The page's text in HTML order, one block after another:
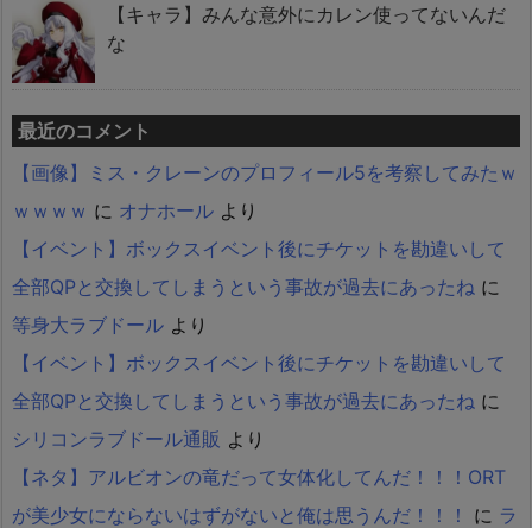
【キャラ】みんな意外にカレン使ってないんだ
な
最近のコメント
【画像】ミス・クレーンのプロフィール5を考察してみたｗ
ｗｗｗｗ に オナホール より
【イベント】ボックスイベント後にチケットを勘違いして
全部QPと交換してしまうという事故が過去にあったね に
等身大ラブドール より
【イベント】ボックスイベント後にチケットを勘違いして
全部QPと交換してしまうという事故が過去にあったね に
シリコンラブドール通販 より
【ネタ】アルビオンの竜だって女体化してんだ！！！ORT
が美少女にならないはずがないと俺は思うんだ！！！
に ラ